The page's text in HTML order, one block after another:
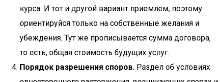
курса. И тот и другой вариант приемлем, поэтому
ориентируйся только на собственные желания и
убеждения. Тут же прописывается сумма договора,
то есть, общая стоимость будущих услуг.
Порядок разрешения споров. Раздел об условиях